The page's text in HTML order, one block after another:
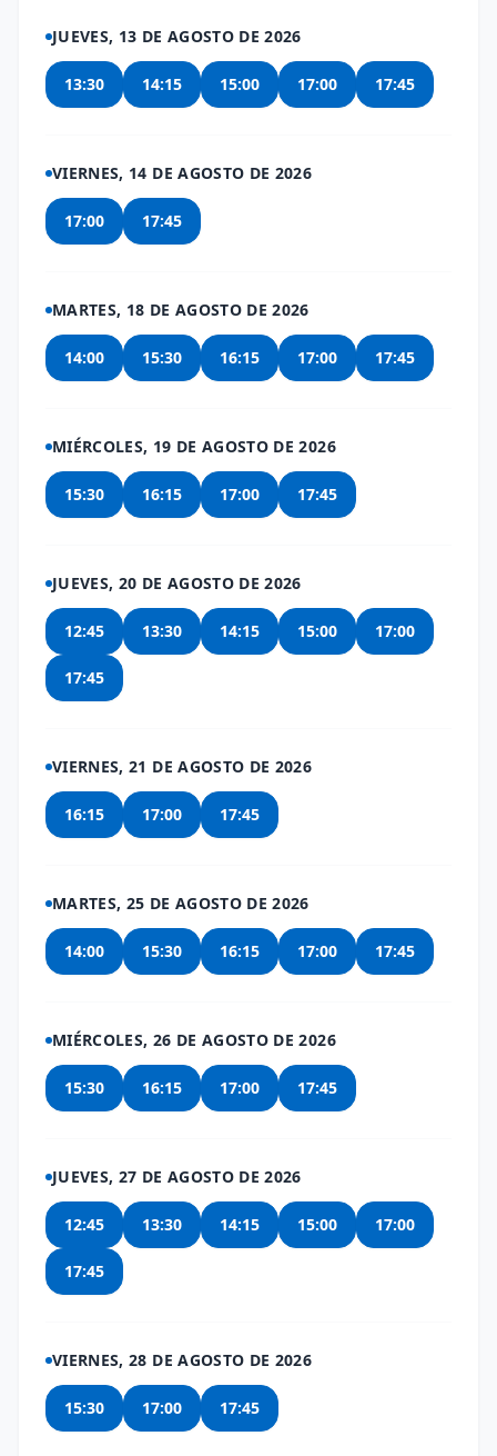
JUEVES, 13 DE AGOSTO DE 2026
13:30 14:15 15:00 17:00 17:45
VIERNES, 14 DE AGOSTO DE 2026
17:00 17:45
MARTES, 18 DE AGOSTO DE 2026
14:00 15:30 16:15 17:00 17:45
MIÉRCOLES, 19 DE AGOSTO DE 2026
15:30 16:15 17:00 17:45
JUEVES, 20 DE AGOSTO DE 2026
12:45 13:30 14:15 15:00 17:00
17:45
VIERNES, 21 DE AGOSTO DE 2026
16:15 17:00 17:45
MARTES, 25 DE AGOSTO DE 2026
14:00 15:30 16:15 17:00 17:45
MIÉRCOLES, 26 DE AGOSTO DE 2026
15:30 16:15 17:00 17:45
JUEVES, 27 DE AGOSTO DE 2026
12:45 13:30 14:15 15:00 17:00
17:45
VIERNES, 28 DE AGOSTO DE 2026
15:30 17:00 17:45